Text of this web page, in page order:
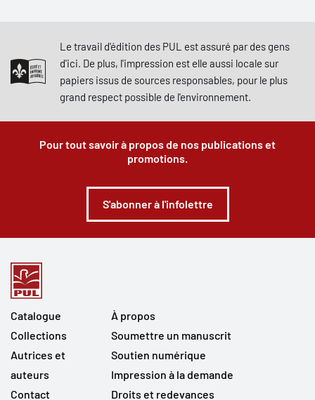
Le travail d'édition des PUL est assuré par des gens
d'ici. De plus, l'impression est elle aussi locale sur
papiers issus de sources responsables, pour le plus
grand respect possible de l'environnement.
Pour tout savoir à propos de nos publications et
promotions.
S'abonner à l'infolettre
Catalogue
Collections
Autrices et
auteurs
Contact
À propos
Soumettre un manuscrit
Soutien numérique
Impression à la demande
Droits et redevances